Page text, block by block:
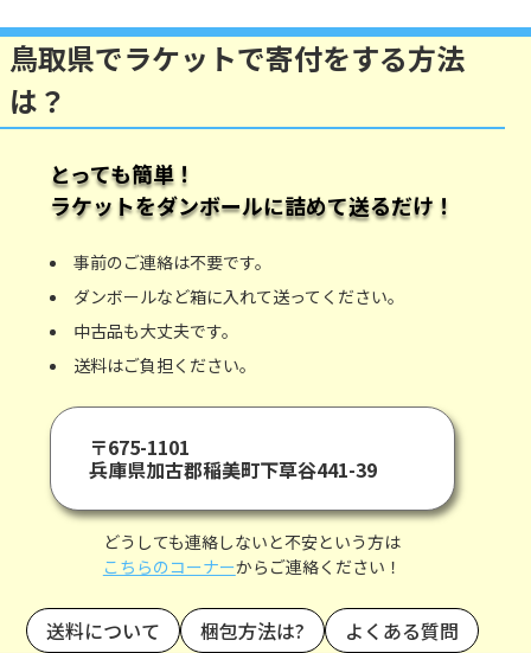
鳥取県でラケットで寄付をする方法
は？
とっても簡単！
ラケットをダンボールに詰めて送るだけ！
事前のご連絡は不要です。
ダンボールなど箱に入れて送ってください。
中古品も大丈夫です。
送料はご負担ください。
〒675-1101
兵庫県加古郡稲美町下草谷441-39
どうしても連絡しないと不安という方は
こちらのコーナーからご連絡ください！
送料について 梱包方法は? よくある質問